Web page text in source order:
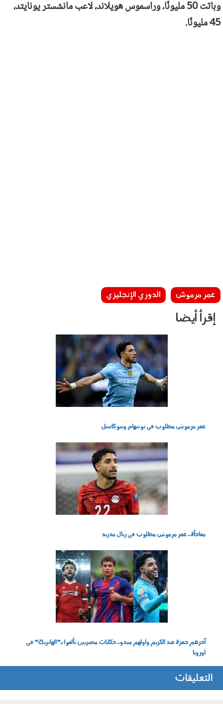
وباتت 50 مليونًا، وراسموس هويلاند، لاعب مانشستر يونايتد،
45 مليونًا.
عمر مرموش الدوري الإنجليزي
إقرأ أيضا
عمر مرموش مطلوب في توتنهام ونيوكاسل
مفاجأة.. عمر مرموش مطلوب في ريال مدريد
آخرهم حمزة عبد الكريم وأولهم ميدو.. حكايات مصريين تألقوا بـ"الهاتريك" في
أوروبا
التعليقات